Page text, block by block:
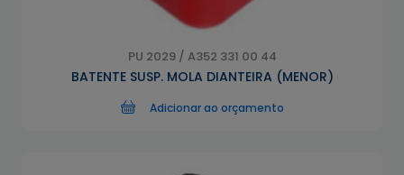
PU 2029 / A352 331 00 44
BATENTE SUSP. MOLA DIANTEIRA (MENOR)
Adicionar ao orçamento